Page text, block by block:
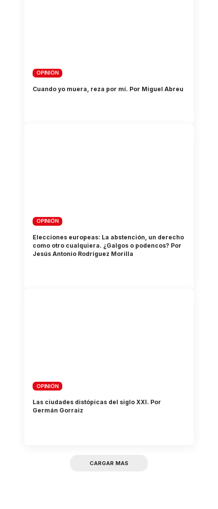
OPINIÓN
Cuando yo muera, reza por mí. Por Miguel Abreu
OPINIÓN
Elecciones europeas: La abstención, un derecho
como otro cualquiera. ¿Galgos o podencos? Por
Jesús Antonio Rodríguez Morilla
OPINIÓN
Las ciudades distópicas del siglo XXI. Por
Germán Gorraiz
CARGAR MAS